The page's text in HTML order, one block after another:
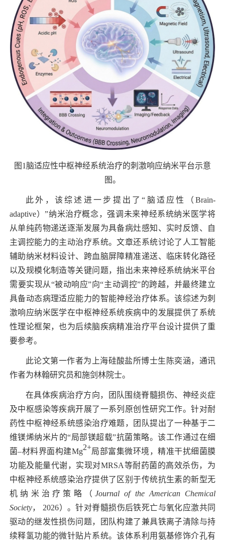
图 1 脑适应性中枢神经系统治疗的刺激响应纳米平台示意
图。
此外，该综述进一步提出了“脑适应性（ Brain-
adaptive）”纳米治疗概念，强调未来神经系统纳米医学将
从单纯药物递送逐渐发展为具备病灶感知、实时反馈、自
主调控能力的主动治疗系统。文章还系统讨论了人工智能
辅助纳米材料设计、跨血脑屏障精准递送、临床转化路径
以及规模化制造等关键问题，指出未来神经系统纳米平台
需要实现从“被动响应”向“主动调控”的跨越，并最终建立
具备动态病理适应能力的智能神经治疗体系。该综述为刺
激响应纳米医学在中枢神经系统疾病中的发展提供了系统
性理论框架，也为后续脑疾病精准治疗平台设计提供了重
要参考。
此论文第一作者为上海硅酸盐所博士生陈奕涵，通讯
作者为林翰研究员和施剑林院士。
在具体疾病治疗方向，团队围绕脊髓损伤、神经炎症
及中枢感染等疾病开展了一系列原创性研究工作。针对耐
药性中枢神经系统感染治疗难题，团队提出了一种基于二
维镁烯纳米片的“局部镁超载”抗菌策略。该工作通过在细
菌–材料界面构建Mg2+局部富集微环境，精准干扰细菌膜
功能及能量代谢，实现对MRSA等耐药菌的高效杀伤，为
中枢神经系统感染治疗提供了区别于传统抗生素的新型无
机纳米治疗策略（ Journal of the American Chemical
Society， 2026）。针对脊髓损伤后铁死亡与氧化应激共同
驱动的继发性损伤问题，团队构建了兼具铁离子清除与持
续释氢功能的微针贴片系统。该体系利用氨基修饰介孔有